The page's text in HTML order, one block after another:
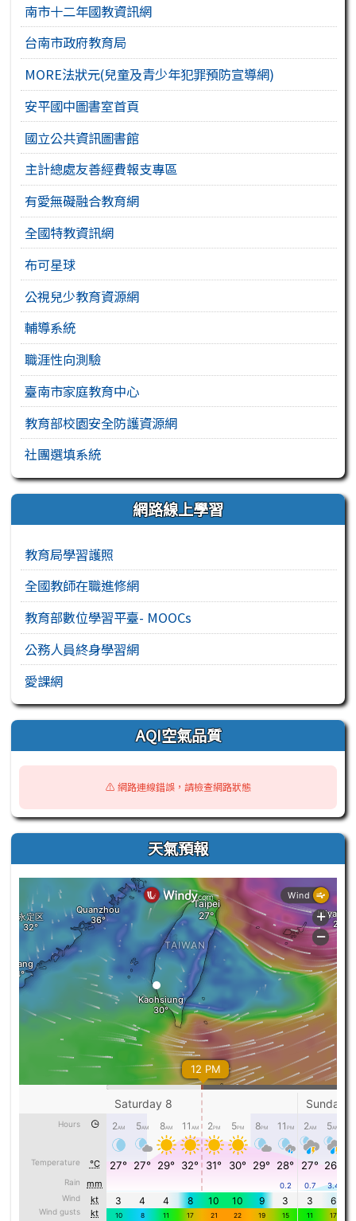
南市十二年國教資訊網
台南市政府教育局
MORE法狀元(兒童及青少年犯罪預防宣導網)
安平國中圖書室首頁
國立公共資訊圖書館
主計總處友善經費報支專區
有愛無礙融合教育網
全國特教資訊網
布可星球
公視兒少教育資源網
輔導系統
職涯性向測驗
臺南市家庭教育中心
教育部校園安全防護資源網
社團選填系統
網路線上學習
教育局學習護照
全國教師在職進修網
教育部數位學習平臺- MOOCs
公務人員終身學習網
愛課網
AQI空氣品質
⚠️ 網路連線錯誤，請檢查網路狀態
天氣預報